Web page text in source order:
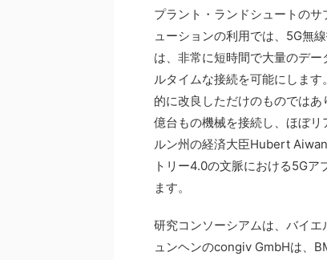
プラント・ランドシュートの
ューションの利用では、5G無
は、非常に短時間で大量のデ
ルタイムな接続を可能にしま
的に改良しただけのものでは
億台もの機械を接続し、ほぼ
ルン州の経済大臣Hubert
トリー4.0の文脈における5G
ます。
研究コンソーシアムは、バイ
ュンヘンのcongiv GmbHは、